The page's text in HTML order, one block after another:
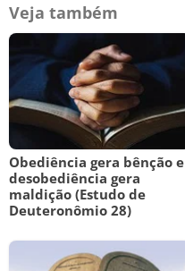
Veja também
Obediência gera bênção e
desobediência gera
maldição (Estudo de
Deuteronômio 28)